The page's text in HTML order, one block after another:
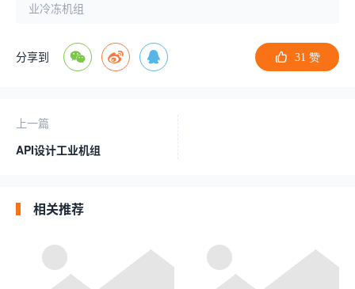
业冷冻机组
分享到 31 赞
上一篇
API设计工业机组
相关推荐